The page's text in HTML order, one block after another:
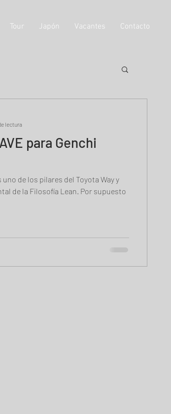
Tour Japón Vacantes Contacto
para Genchi
de los pilares del Toyota Way y
de la Filosofía Lean. Por supuesto
lectura